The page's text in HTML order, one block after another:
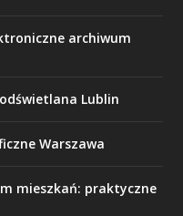
archiwum
Lublin
Warszawa
mieszkań: praktyczne